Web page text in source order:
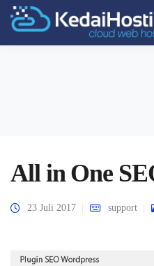
All in One
23 Juli 2017 support